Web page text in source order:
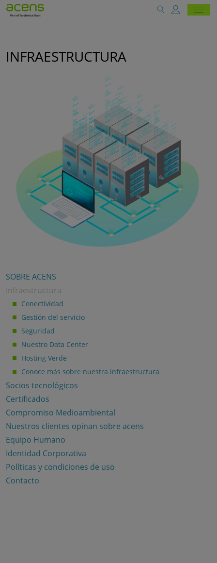
INFRAESTRUCTURA
SOBRE ACENS
Infraestructura
Conectividad
Gestión del servicio
Seguridad
Nuestro Data Center
Hosting Verde
Conoce más sobre nuestra infraestructura
Socios tecnológicos
Certificados
Compromiso Medioambiental
Nuestros clientes opinan sobre acens
Equipo Humano
Identidad Corporativa
Políticas y condiciones de uso
Contacto